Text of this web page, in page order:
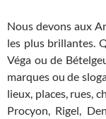
Nous devons aux
les plus brillantes.
Véga ou de
marques ou de
lieux, places, rues,
Procyon, Rigel,